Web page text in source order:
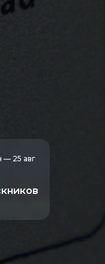
— 25 авг